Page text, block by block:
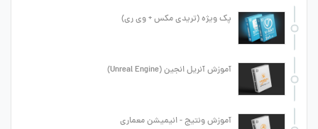
پک ویژه (تریدی مکس + وی ری)
آموزش آنریل انجین (Unreal Engine)
آموزش ونتیج - انیمیشن معماری